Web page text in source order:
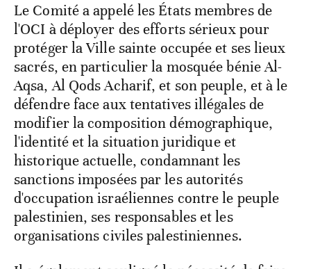
Le Comité a appelé les États membres de
l'OCI à déployer des efforts sérieux pour
protéger la Ville sainte occupée et ses lieux
sacrés, en particulier la mosquée bénie Al-
Aqsa, Al Qods Acharif, et son peuple, et à le
défendre face aux tentatives illégales de
modifier la composition démographique,
l'identité et la situation juridique et
historique actuelle, condamnant les
sanctions imposées par les autorités
d'occupation israéliennes contre le peuple
palestinien, ses responsables et les
organisations civiles palestiniennes.